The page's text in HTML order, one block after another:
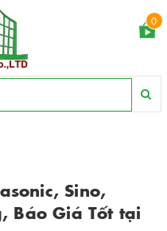
0
Sino,
Báo Giá Tốt tại